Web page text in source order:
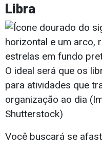
Libra
O ideal será que os
para atividades que
organização ao dia
Shutterstock)
Você buscará se